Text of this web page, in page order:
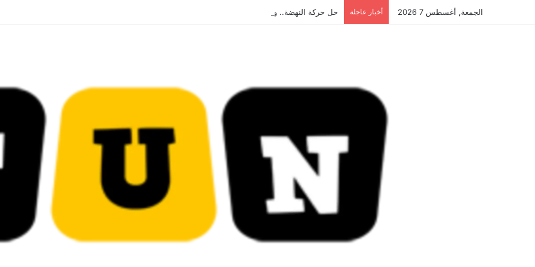
الجمعة, أغسطس 7 2026 أخبار عاجلة حل حركة النهضة.. و احكام قضائية في قيادات حركة النهضة بألف و400عام سجــن……